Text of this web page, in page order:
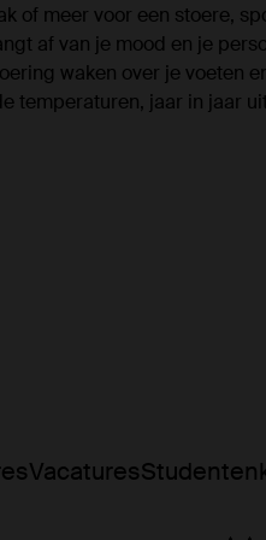
of meer voor een stoere,
af van je mood en je
waken over je voeten
temperaturen, jaar in jaar
Vacatures